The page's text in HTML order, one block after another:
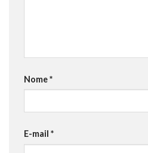
Nome*
E-mail *